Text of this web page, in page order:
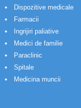
Dispozitive medicale
Farmacii
Ingrijiri paliative
Medici de familie
Paraclinic
Spitale
Medicina muncii